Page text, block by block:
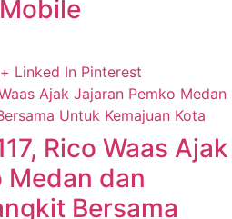
Linked In Pinterest
Rico Waas Ajak
Medan dan
Bersama